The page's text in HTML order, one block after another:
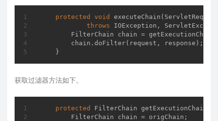
protected void executeChain
throws IOException,
FilterChain chain =
        chain.doFilter(request, response);
    }
获取过滤器方法如下。
protected FilterChain getExecutionChain
        FilterChain chain = origChain;